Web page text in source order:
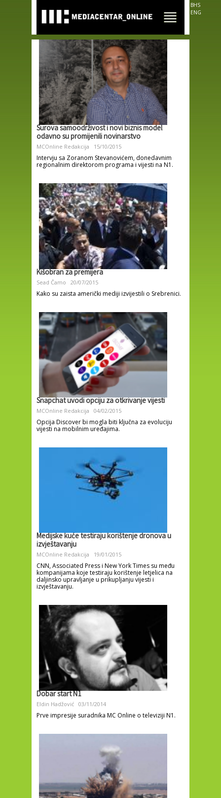
main
content
BHS
ENG
Surova samoodrživost i novi biznis model
odavno su promijenili novinarstvo
MCOnline Redakcija 15/10/2015
Intervju sa Zoranom Stevanovićem, donedavnim
regionalnim direktorom programa i vijesti na N1.
Kišobran za premijera
Sead Čamo 20/07/2015
Kako su zaista američki mediji izvijestili o Srebrenici.
Snapchat uvodi opciju za otkrivanje vijesti
MCOnline Redakcija 04/02/2015
Opcija Discover bi mogla biti ključna za evoluciju
vijesti na mobilnim uređajima.
Medijske kuće testiraju korištenje dronova u
izvještavanju
MCOnline Redakcija 19/01/2015
CNN, Associated Press i New York Times su među
kompanijama koje testiraju korištenje letjelica na
daljinsko upravljanje u prikupljanju vijesti i
izvještavanju.
Dobar start N1
Eldin Hadžović 03/11/2014
Prve impresije suradnika MC Online o televiziji N1.